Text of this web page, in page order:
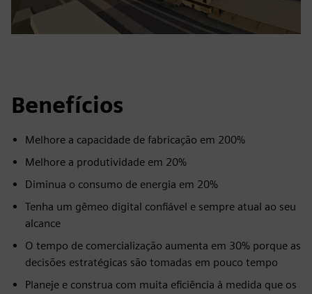
Benefícios
Melhore a capacidade de fabricação em 200%
Melhore a produtividade em 20%
Diminua o consumo de energia em 20%
Tenha um gêmeo digital confiável e sempre atual ao seu
alcance
O tempo de comercialização aumenta em 30% porque as
decisões estratégicas são tomadas em pouco tempo
Planeje e construa com muita eficiência à medida que os